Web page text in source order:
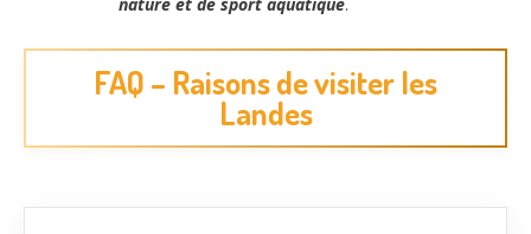
nature et de sport aquatique.
FAQ – Raisons de visiter les
Landes